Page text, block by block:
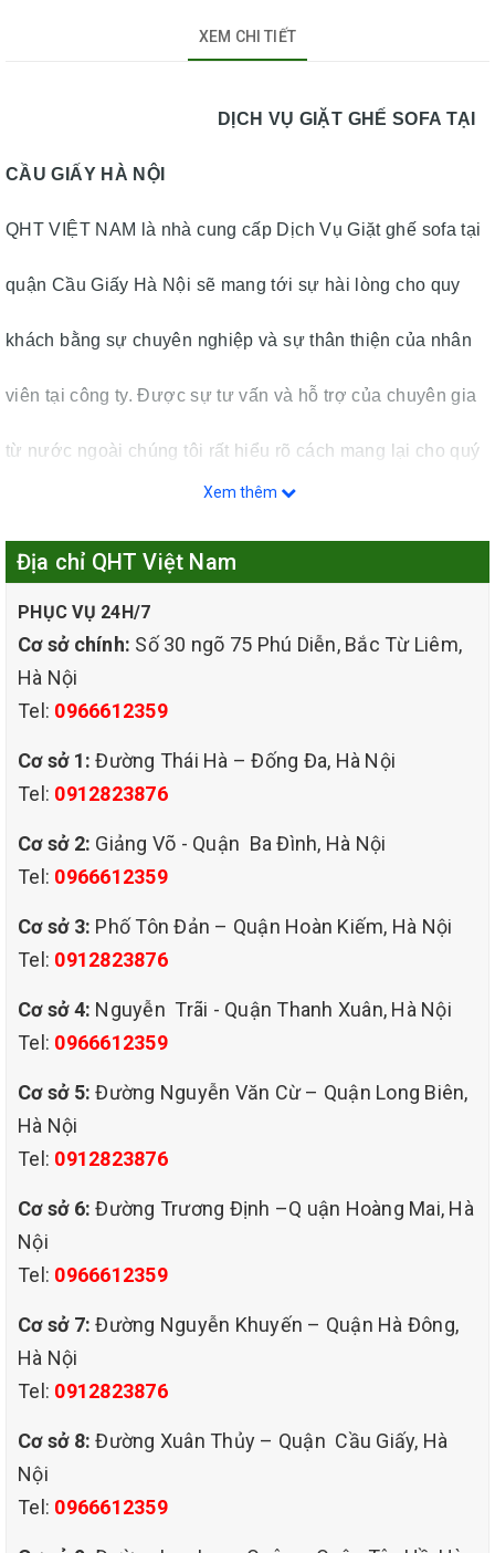
XEM CHI TIẾT
DỊCH VỤ GIẶT GHẾ SOFA TẠI
CẦU GIẤY HÀ NỘI
QHT VIỆT NAM là nhà cung cấp Dịch Vụ Giặt ghế sofa tại
quận Cầu Giấy Hà Nội sẽ mang tới sự hài lòng cho quy
khách bằng sự chuyên nghiệp và sự thân thiện của nhân
viên tại công ty. Được sự tư vấn và hỗ trợ của chuyên gia
từ nước ngoài chúng tôi rất hiểu rõ cách mang lại cho quý
chất ngoại nhập, công nhân được huấn luyện kỹ sẽ đảm
bảo cho quý khách sự tin tưởng tuyệt đối khi sử dụng dịch
vụ giặt ghế sofa giá rẻ của chúng tôi.
Giặt ghế sofa tại quận Cầu Giấy Hà Nội của chúng tôi với
đội ngũ nhân viên chuyên nghiệp, am hiểu từng loại chất
cùng trang thiết bị máy móc chuyên dụng hiện đại kết hợp
Xem thêm
Địa chỉ QHT Việt Nam
PHỤC VỤ 24H/7
Cơ sở chính: Số 30 ngõ 75 Phú Diễn, Bắc Từ Liêm,
Hà Nội
Tel: 0966612359
Cơ sở 1: Đường Thái Hà – Đống Đa, Hà Nội
Tel: 0912823876
Cơ sở 2: Giảng Võ - Quận Ba Đình, Hà Nội
Tel: 0966612359
Cơ sở 3: Phố Tôn Đản – Quận Hoàn Kiếm, Hà Nội
Tel: 0912823876
Cơ sở 4: Nguyễn Trãi - Quận Thanh Xuân, Hà Nội
Tel: 0966612359
Cơ sở 5: Đường Nguyễn Văn Cừ – Quận Long Biên,
Hà Nội
Tel: 0912823876
Cơ sở 6: Đường Trương Định –Q uận Hoàng Mai, Hà
Nội
Tel: 0966612359
Cơ sở 7:Đường Nguyễn Khuyến – Quận Hà Đông,
Hà Nội
Tel: 0912823876
Cơ sở 8:Đường Xuân Thủy – Quận Cầu Giấy, Hà
Nội
Tel: 0966612359